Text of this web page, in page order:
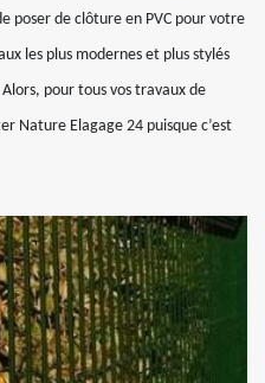
poser de clôture en PVC pour votre
les plus modernes et plus stylés
pour tous vos travaux de
Nature Elagage 24 puisque c’est